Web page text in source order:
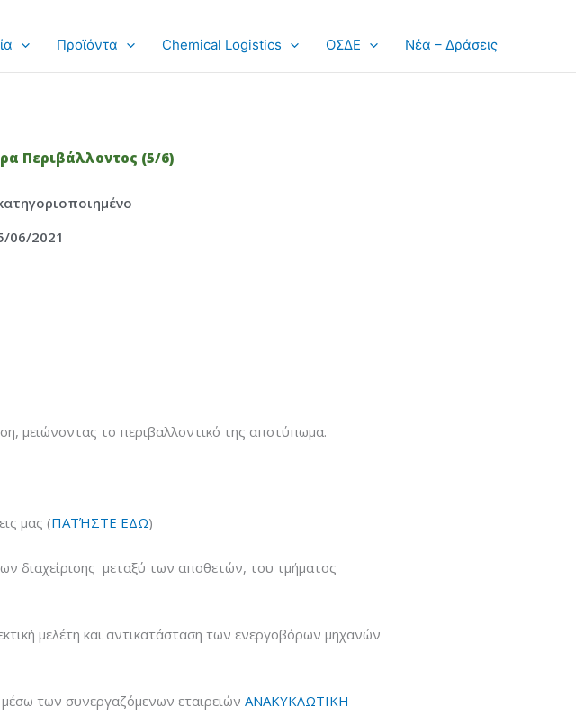
Προϊόντα Chemical Logistics ΟΣΔΕ Νέα – Δράσεις
Περιβάλλοντος (5/6)
06/2021
μειώνοντας το περιβαλλοντικό της αποτύπωμα.
μας (ΠΑΤΉΣΤΕ ΕΔΩ)
διαχείρισης μεταξύ των αποθετών, του τμήματος
μελέτη και αντικατάσταση των ενεργοβόρων μηχανών
των συνεργαζόμενων εταιρειών ΑΝΑΚΥΚΛΩΤΙΚΗ